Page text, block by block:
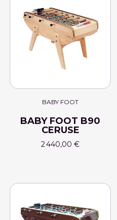
BABY FOOT
BABY FOOT B90
CERUSE
2 440,00 €